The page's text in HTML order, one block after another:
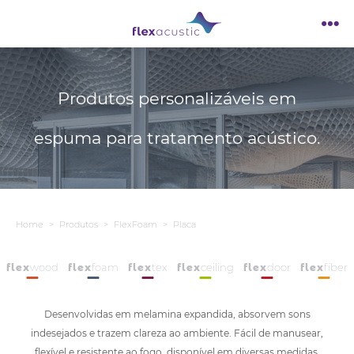
Produtos personalizáveis em
espuma para tratamento acústico.
Home Produtos FlexFoam Placa
flexwood flexfoam flextex flexceiling flexdoor flexfiber
Desenvolvidas em melamina expandida, absorvem sons
indesejados e trazem clareza ao ambiente. Fácil de manusear,
Conversar com a FlexAcustic